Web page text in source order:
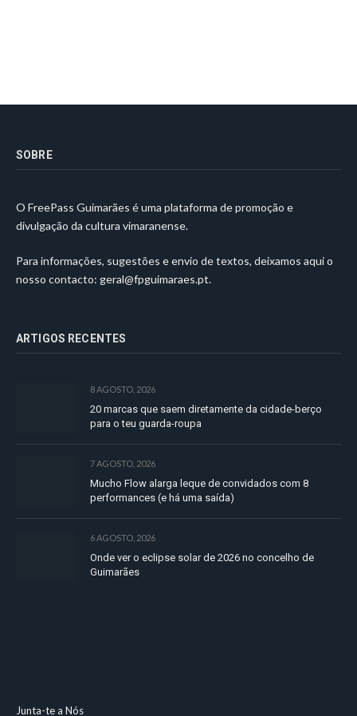
SOBRE
O FreePass Guimarães é uma plataforma de promoção e
divulgação da cultura vimaranense.
Para informações, sugestões e envio de textos, deixamos aqui o
nosso contacto: geral@fpguimaraes.pt.
ARTIGOS RECENTES
8 AGOSTO, 2026
20 marcas que saem diretamente da cidade-berço
para o teu guarda-roupa
7 AGOSTO, 2026
Mucho Flow alarga leque de convidados com 8
performances (e há uma saída)
6 AGOSTO, 2026
Onde ver o eclipse solar de 2026 no concelho de
Guimarães
Junta-te a Nós